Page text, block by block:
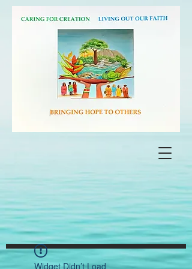
Widget Didn’t Load